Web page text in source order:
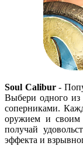
Soul Calibur-
Выбери одного из
соперниками.
оружием и своим
получай
эффекта и